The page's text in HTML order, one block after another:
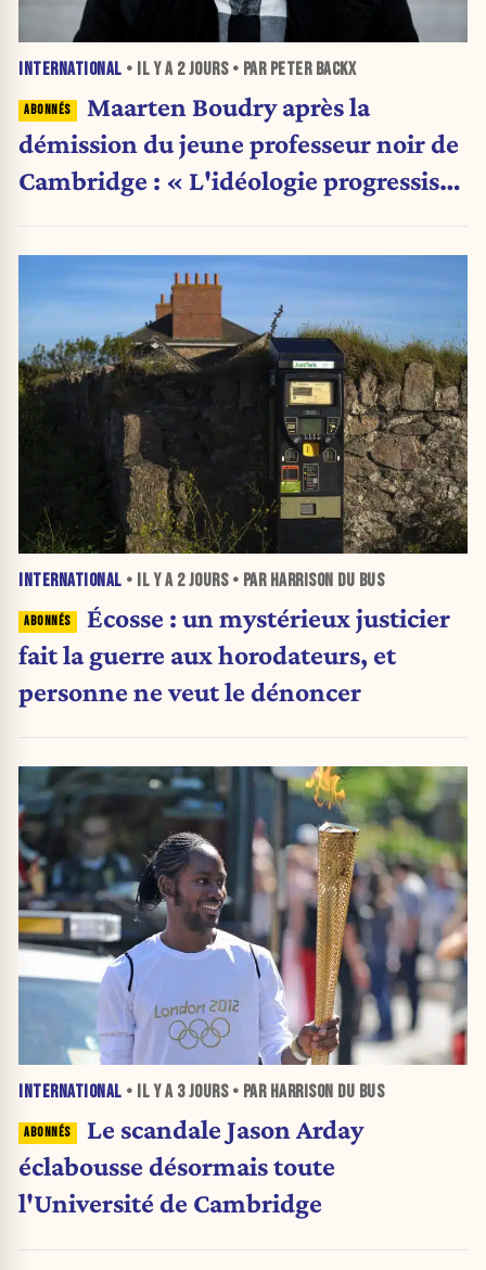
INTERNATIONAL • IL Y A 2 JOURS• PAR PETER BACKX
Maarten Boudry après la
démission du jeune professeur noir de
Cambridge : « L'idéologie progressiste
INTERNATIONAL • IL Y A 2 JOURS• PAR HARRISON DU BUS
Écosse : un mystérieux justicier
fait la guerre aux horodateurs, et
personne ne veut le dénoncer
INTERNATIONAL • IL Y A 3 JOURS• PAR HARRISON DU BUS
Le scandale Jason Arday
éclabousse désormais toute
l'Université de Cambridge